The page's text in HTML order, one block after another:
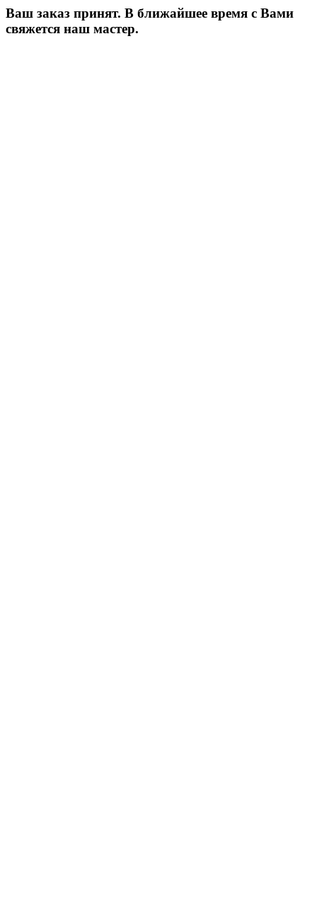
Ваш заказ принят. В ближайшее время с Вами
свяжется наш мастер.